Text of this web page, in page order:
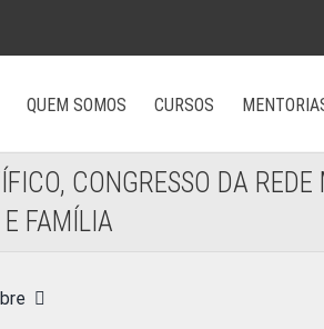
QUEM SOMOS CURSOS
CONGRESSO DA REDE
FAMÍLIA